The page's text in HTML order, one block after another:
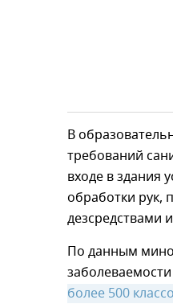
В
требований
входе в здания
обработки рук,
дезсредствами
По данным
более 500